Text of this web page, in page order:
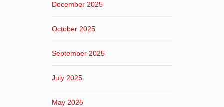
December 2025
October 2025
September 2025
July 2025
May 2025